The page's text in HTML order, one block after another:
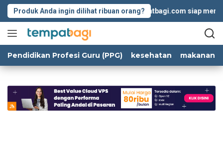
Langsung
Produk Anda ingin dilihat ribuan orang?Tempatbagi.com siap
Pendidikan Profesi Guru (PPG) kesehatan makanan